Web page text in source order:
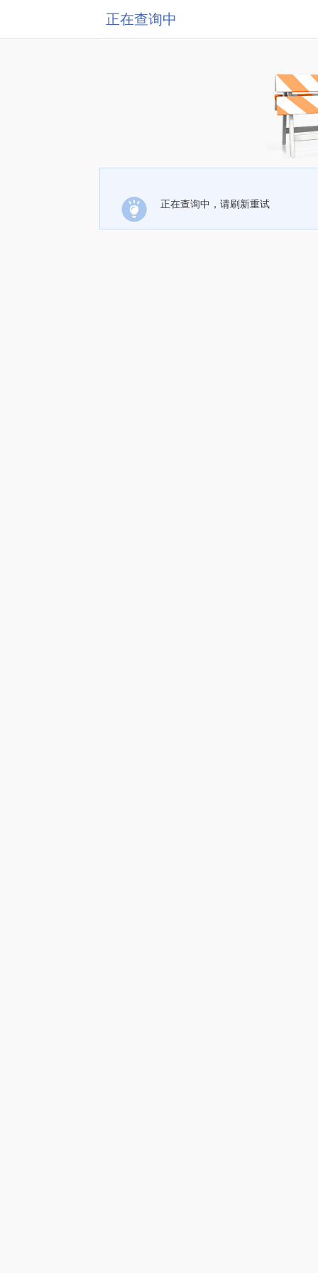
正在查询中
正在查询中，请刷新重试